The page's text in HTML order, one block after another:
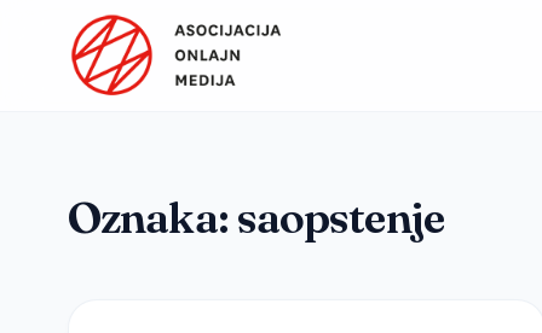
Preskoči na sadržaj
Oznaka: saopstenje